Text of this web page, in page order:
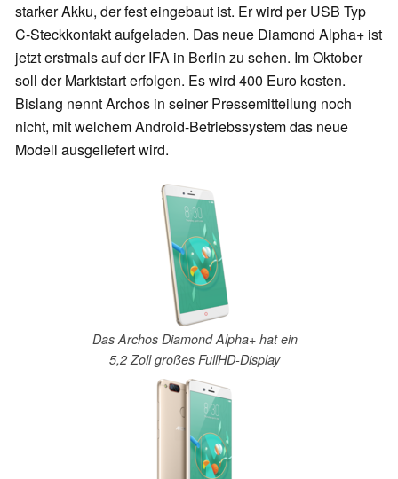
starker Akku, der fest eingebaut ist. Er wird per USB Typ
C-Steckkontakt aufgeladen. Das neue Diamond Alpha+ ist
jetzt erstmals auf der IFA in Berlin zu sehen. Im Oktober
soll der Marktstart erfolgen. Es wird 400 Euro kosten.
Bislang nennt Archos in seiner Pressemitteilung noch
nicht, mit welchem Android-Betriebssystem das neue
Modell ausgeliefert wird.
Das Archos Diamond Alpha+ hat ein
5,2 Zoll großes FullHD-Display